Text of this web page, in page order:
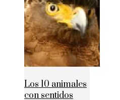
Los 10 animales
con sentidos